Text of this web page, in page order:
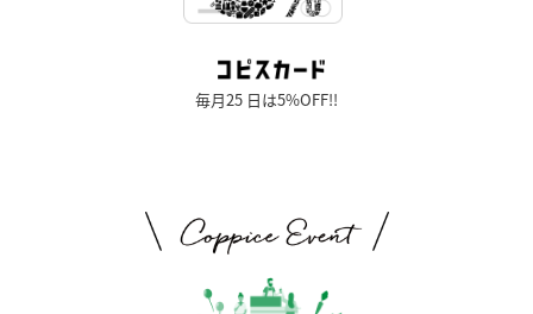
毎月25 日は5%OFF!!